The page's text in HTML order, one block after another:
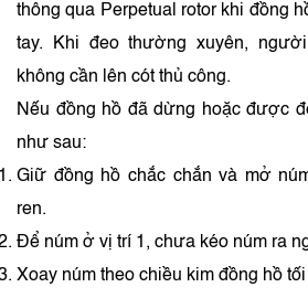
thông qua Perpetual rotor khi đồng
tay. Khi đeo thường xuyên,
không cần lên cót thủ công.
Nếu đồng hồ đã dừng hoặc được
như sau:
Giữ đồng hồ chắc chắn và mở
ren.
Để núm ở vị trí 1, chưa kéo núm ra
Xoay núm theo chiều kim đồng hồ